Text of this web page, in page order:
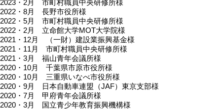
2023・2月 市町村職員中央研修所様
2022・8月 長野市役所様
2022・5月 市町村職員中央研修所様
2022・2月 立命館大学MOT大学院様
2021・12月 （一財）建設業振興基金様
2021・11月 市町村職員中央研修所様
2021・3月 福山青年会議所様
2020・10月 千葉県市原市役所様
2020・10月 三重県いなべ市役所様
2020・9月 日本自動車連盟（JAF）東京支部様
2020・7月 甲府青年会議所様
2020・3月 国立青少年教育振興機構様